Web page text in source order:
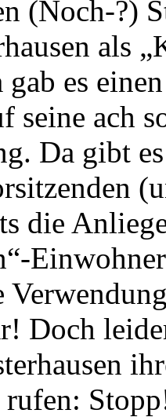
(Noch-?)
als
es
seine ach
Da gibt
die
Doch
rufen: